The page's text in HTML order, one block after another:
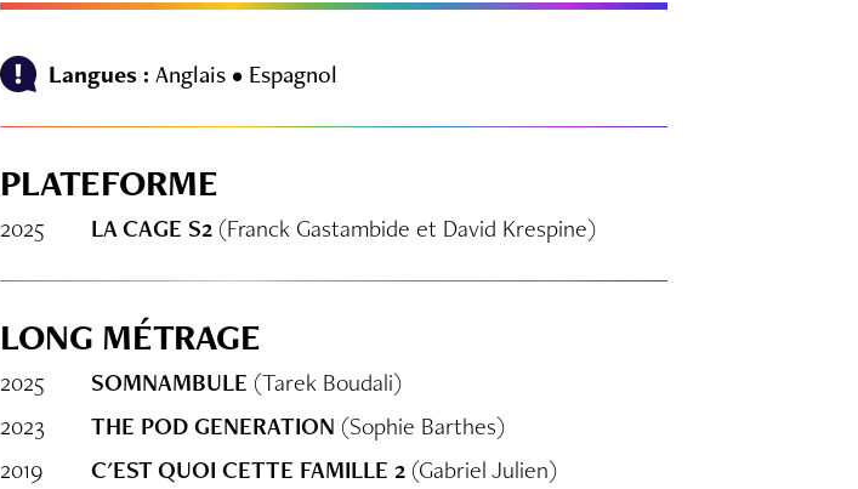
Langues : Anglais • Espagnol
PLATEFORME
2025 LA CAGE S2 (Franck Gastambide et David Krespine)
LONG MÉTRAGE
2025 SOMNAMBULE (Tarek Boudali)
2023
THE POD GENERATION (Sophie Barthes)
2019
C'EST QUOI CETTE FAMILLE 2 (Gabriel Julien)